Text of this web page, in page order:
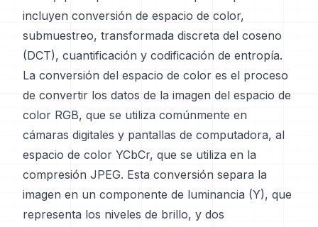
incluyen conversión de espacio de color,
submuestreo, transformada discreta del coseno
(DCT), cuantificación y codificación de entropía.
La conversión del espacio de color es el proceso
de convertir los datos de la imagen del espacio de
color RGB, que se utiliza comúnmente en
cámaras digitales y pantallas de computadora, al
espacio de color YCbCr, que se utiliza en la
compresión JPEG. Esta conversión separa la
imagen en un componente de luminancia (Y), que
representa los niveles de brillo, y dos